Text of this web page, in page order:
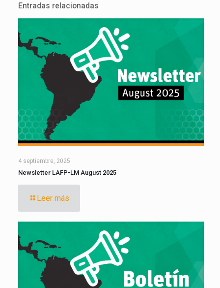
Entradas relacionadas
4 septiembre, 2025
Newsletter LAFP-LM August 2025
Leer más